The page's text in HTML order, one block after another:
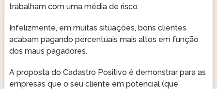
trabalham com uma média de risco.
Infelizmente, em muitas situações, bons clientes
acabam pagando percentuais mais altos em função
dos maus pagadores.
A proposta do Cadastro Positivo é demonstrar para as
empresas que o seu cliente em potencial (que